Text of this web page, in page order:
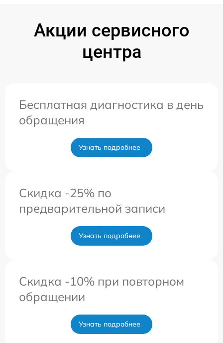
Акции сервисного
центра
Бесплатная диагностика в день
обращения
Узнать подробнее
Скидка -25% по
предварительной записи
Узнать подробнее
Скидка -10% при повторном
обращении
Узнать подробнее